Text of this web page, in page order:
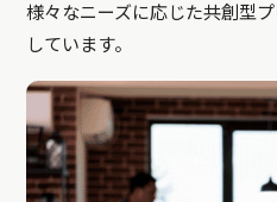
様々なニーズに応じた共創型
しています。